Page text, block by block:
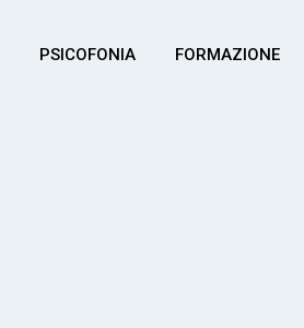
PSICOFONIA FORMAZIONE